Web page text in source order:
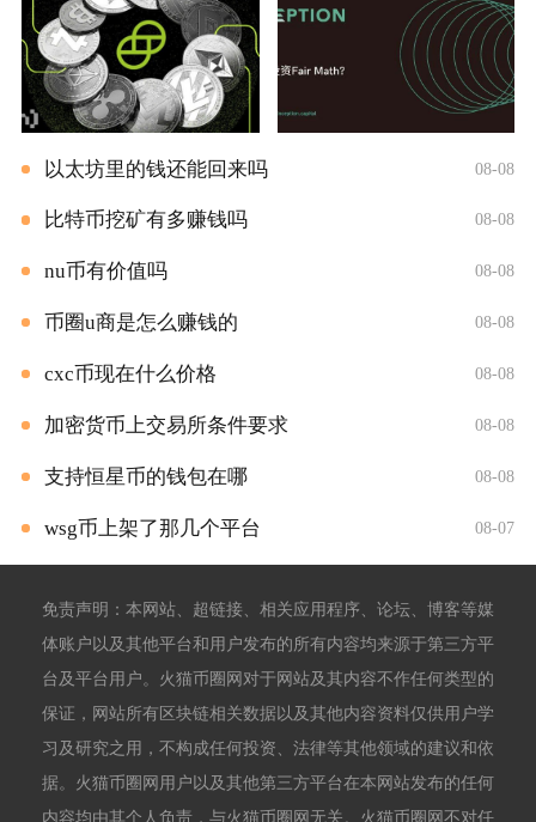
以太坊里的钱还能回来吗 08-08
比特币挖矿有多赚钱吗 08-08
nu币有价值吗 08-08
币圈u商是怎么赚钱的 08-08
cxc币现在什么价格 08-08
加密货币上交易所条件要求 08-08
支持恒星币的钱包在哪 08-08
wsg币上架了那几个平台 08-07
免责声明：本网站、超链接、相关应用程序、论坛、博客等媒
体账户以及其他平台和用户发布的所有内容均来源于第三方平
台及平台用户。火猫币圈网对于网站及其内容不作任何类型的
保证，网站所有区块链相关数据以及其他内容资料仅供用户学
习及研究之用，不构成任何投资、法律等其他领域的建议和依
据。火猫币圈网用户以及其他第三方平台在本网站发布的任何
内容均由其个人负责，与火猫币圈网无关。火猫币圈网不对任